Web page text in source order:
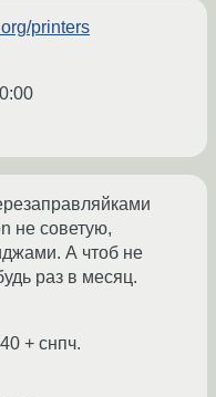
printers
не советую,
А чтоб не
раз в месяц.
+ снпч.